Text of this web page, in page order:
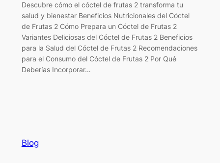
Descubre cómo el cóctel de frutas 2 transforma tu
salud y bienestar Beneficios Nutricionales del Cóctel
de Frutas 2 Cómo Prepara un Cóctel de Frutas 2
Variantes Deliciosas del Cóctel de Frutas 2 Beneficios
para la Salud del Cóctel de Frutas 2 Recomendaciones
para el Consumo del Cóctel de Frutas 2 Por Qué
Deberías Incorporar…
Blog